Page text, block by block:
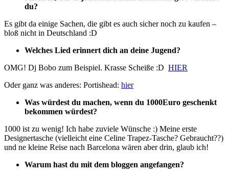
du?
Es gibt da einige Sachen, die gibt es auch sicher noch zu kaufen –
bloß nicht in Deutschland :D
Welches Lied erinnert dich an deine Jugend?
OMG! Dj Bobo zum Beispiel. Krasse Scheiße :D HIER
Oder ganz was anderes: Portishead: hier
Was würdest du machen, wenn du 1000Euro geschenkt
bekommen würdest?
1000 ist zu wenig! Ich habe zuviele Wünsche :) Meine erste
Designertasche (vielleicht eine Celine Trapez-Tasche? Gebraucht??)
und ne kleine Reise nach Barcelona wären aber drin, glaub ich!
Warum hast du mit dem bloggen angefangen?